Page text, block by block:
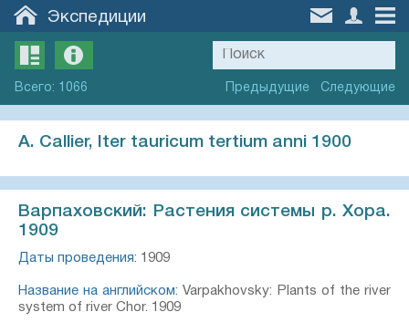
Экспедиции
Всего: 1066 Предыдущие Следующие
A. Callier, Iter tauricum tertium anni 1900
Варпаховский: Растения системы р. Хора.
1909
Даты проведения: 1909
Название на английском: Varpakhovsky: Plants of the river
system of river Chor. 1909